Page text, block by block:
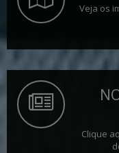
Veja os
Clique